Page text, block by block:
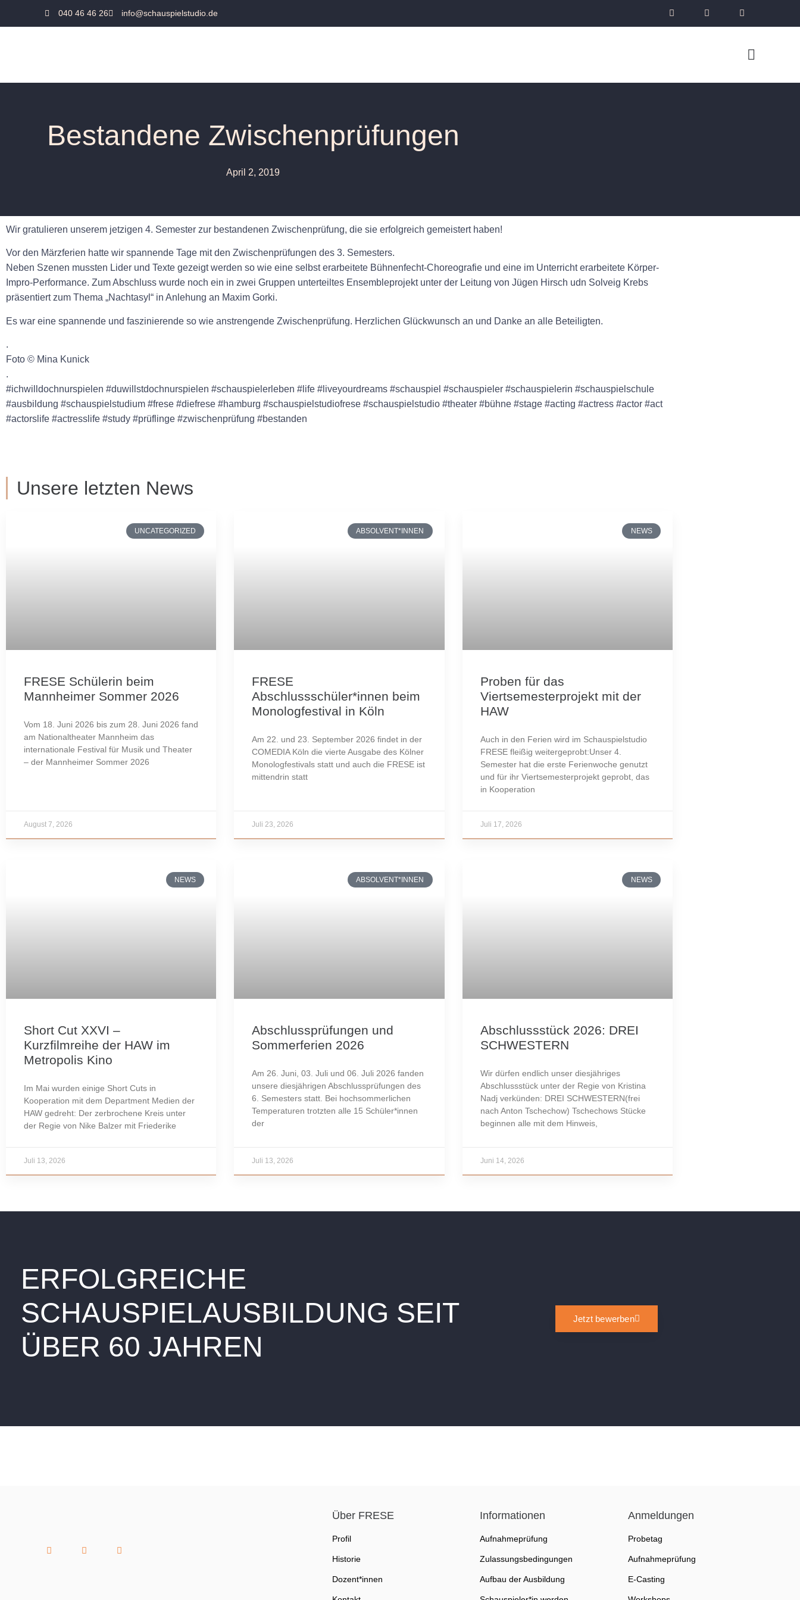
040 46 46 26 info@schauspielstudio.de
Bestandene Zwischenprüfungen
April 2, 2019
Wir gratulieren unserem jetzigen 4. Semester zur bestandenen Zwischenprüfung, die sie erfolgreich gemeistert haben!
Vor den Märzferien hatte wir spannende Tage mit den Zwischenprüfungen des 3. Semesters.
Neben Szenen mussten Lider und Texte gezeigt werden so wie eine selbst erarbeitete Bühnenfecht-Choreografie und eine im Unterricht erarbeitete Körper-
Impro-Performance. Zum Abschluss wurde noch ein in zwei Gruppen unterteiltes Ensembleprojekt unter der Leitung von Jügen Hirsch udn Solveig Krebs
präsentiert zum Thema „Nachtasyl“ in Anlehung an Maxim Gorki.
Es war eine spannende und faszinierende so wie anstrengende Zwischenprüfung. Herzlichen Glückwunsch an und Danke an alle Beteiligten.
.
Foto © Mina Kunick
.
#ichwilldochnurspielen #duwillstdochnurspielen #schauspielerleben #life #liveyourdreams #schauspiel #schauspieler #schauspielerin #schauspielschule
#ausbildung #schauspielstudium #frese #diefrese #hamburg #schauspielstudiofrese #schauspielstudio #theater #bühne #stage #acting #actress #actor #act
#actorslife #actresslife #study #prüflinge #zwischenprüfung #bestanden
Unsere letzten News
UNCATEGORIZED
FRESE Schülerin beim
Mannheimer Sommer 2026
Vom 18. Juni 2026 bis zum 28. Juni 2026 fand
am Nationaltheater Mannheim das
internationale Festival für Musik und Theater
– der Mannheimer Sommer 2026
August 7, 2026
ABSOLVENT*INNEN
FRESE
Abschlussschüler*innen beim
Monologfestival in Köln
Am 22. und 23. September 2026 findet in der
COMEDIA Köln die vierte Ausgabe des Kölner
Monologfestivals statt und auch die FRESE ist
mittendrin statt
Juli 23, 2026
NEWS
Proben für das
Viertsemesterprojekt mit der
HAW
Auch in den Ferien wird im Schauspielstudio
FRESE fleißig weitergeprobt:Unser 4.
Semester hat die erste Ferienwoche genutzt
und für ihr Viertsemesterprojekt geprobt, das
in Kooperation
Juli 17, 2026
NEWS
Short Cut XXVI –
Kurzfilmreihe der HAW im
Metropolis Kino
Im Mai wurden einige Short Cuts in
Kooperation mit dem Department Medien der
HAW gedreht: Der zerbrochene Kreis unter
der Regie von Nike Balzer mit Friederike
Juli 13, 2026
ABSOLVENT*INNEN
Abschlussprüfungen und
Sommerferien 2026
Am 26. Juni, 03. Juli und 06. Juli 2026 fanden
unsere diesjährigen Abschlussprüfungen des
6. Semesters statt. Bei hochsommerlichen
Temperaturen trotzten alle 15 Schüler*innen
der
Juli 13, 2026
NEWS
Abschlussstück 2026: DREI
SCHWESTERN
Wir dürfen endlich unser diesjähriges
Abschlussstück unter der Regie von Kristina
Nadj verkünden: DREI SCHWESTERN(frei
nach Anton Tschechow) Tschechows Stücke
beginnen alle mit dem Hinweis,
Juni 14, 2026
ERFOLGREICHE
SCHAUSPIELAUSBILDUNG SEIT
ÜBER 60 JAHREN
Jetzt bewerben
Über FRESE
Profil
Historie
Dozent*innen
Informationen
Aufnahmeprüfung
Zulassungsbedingungen
Aufbau der Ausbildung
Anmeldungen
Probetag
Aufnahmeprüfung
E-Casting